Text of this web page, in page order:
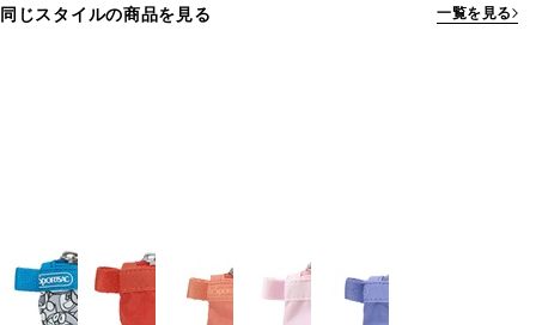
同じスタイルの商品を見る 一覧を見る